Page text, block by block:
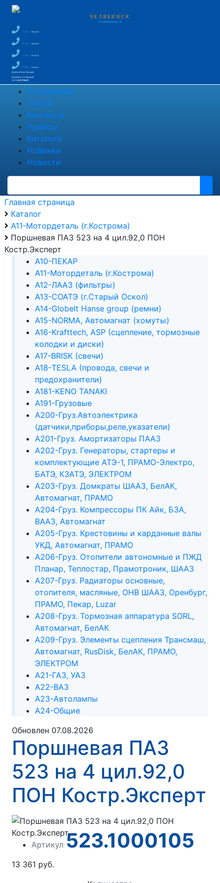
ЧЕЛЯБИНСК
УЛ. ЦИНКОВАЯ, 2-А
+7 (351) 796-66-88
+7 (351) 796-66-89
+7 (351) 791-85-43
+7 (351)
750-60-35
Войти Регистрация
Корзина0 позиций
на сумму0 руб.
О компании
Услуги
Контакты
Прайсы
Каталоги
Новинки
Новости
Главная страница
Каталог
А11-Мотордеталь (г.Кострома)
Поршневая ПАЗ 523 на 4 цил.92,0 ПОН
Костр.Эксперт
А10-ПЕКАР
А11-Мотордеталь (г.Кострома)
А12-ЛААЗ (фильтры)
А13-СОАТЭ (г.Старый Оскол)
А14-Globelt Hanse group (ремни)
А15-NORMA, Автомагнат (хомуты)
А16-Krafttech, ASP (сцепление, тормозные
колодки и диски)
А17-BRISK (свечи)
А18-TESLA (провода, свечи и
предохранители)
А181-KENO TANAKI
А191-Грузовые
А200-Груз.Автоэлектрика
(датчики,приборы,реле,указатели)
А201-Груз. Амортизаторы ПААЗ
А202-Груз. Генераторы, стартеры и
комплектующие АТЭ-1, ПРАМО-Электро,
БАТЭ, КЗАТЭ, ЭЛЕКТРОМ
А203-Груз. Домкраты ШААЗ, БелАК,
Автомагнат, ПРАМО
А204-Груз. Компрессоры ПК Айк, БЗА,
ВААЗ, Автомагнат
А205-Груз. Крестовины и карданные валы
УКД, Автомагнат, ПРАМО
А206-Груз. Отопители автономные и ПЖД
Планар, Теплостар, Прамотроник, ШААЗ
А207-Груз. Радиаторы основные,
отопителя, масляные, ОНВ ШААЗ, Оренбург,
ПРАМО, Пекар, Luzar
А208-Груз. Тормозная аппаратура SORL,
Автомагнат, БелАК
А209-Груз. Элементы сцепления Трансмаш,
Автомагнат, RusDisk, БелАК, ПРАМО,
ЭЛЕКТРОМ
А21-ГАЗ, УАЗ
А22-ВАЗ
А23-Автолампы
А24-Общие
Обновлен 07.08.2026
Поршневая ПАЗ
523 на 4 цил.92,0
ПОН Костр.Эксперт
Артикул 523.1000105
13 361 руб.